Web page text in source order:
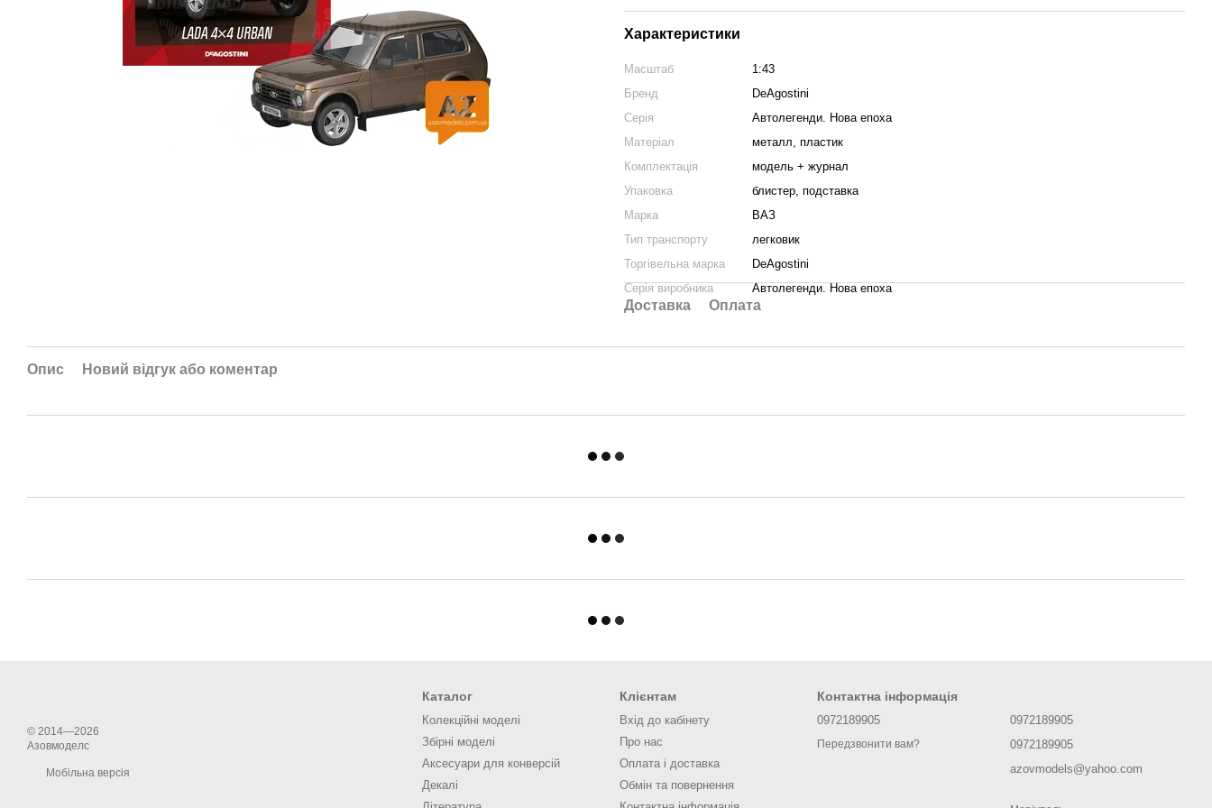
Характеристики
Масштаб
1:43
Бренд
DeAgostini
Серія
Автолегенди. Нова епоха
Матеріал
металл, пластик
Комплектація
модель + журнал
Упаковка
блистер, подставка
Марка
ВАЗ
Тип транспорту
легковик
Торгівельна марка
DeAgostini
Серія виробника
Автолегенди. Нова епоха
Доставка Оплата
Опис Новий відгук або коментар
© 2014—2026
Азовмоделс
Мобільна версія
Каталог
Колекційні моделі
Збірні моделі
Аксесуари для конверсій
Декалі
Клієнтам
Вхід до кабінету
Про нас
Оплата і доставка
Обмін та повернення
Контактна інформація
0972189905
Передзвонити вам?
0972189905
0972189905
azovmodels@yahoo.com